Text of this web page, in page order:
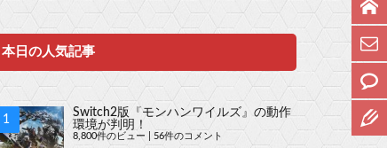
本日の人気記事
Switch2版『モンハンワイルズ』の動作
環境が判明！
8,800件のビュー 56件のコメント